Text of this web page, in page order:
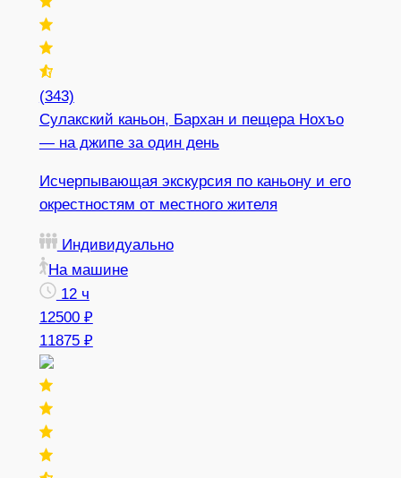
(343)
Сулакский каньон, Бархан и пещера Нохъо
— на джипе за один день
Исчерпывающая экскурсия по каньону и его
окрестностям от местного жителя
Индивидуально
На машине
12 ч
12500 ₽
11875 ₽